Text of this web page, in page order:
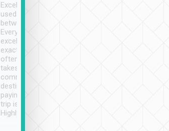
Excellent service. We have
used Tripool to travel
between cities in Taiwan.
Every driver has been
excellent and arrives
exactly on time. As there is
often limited English it
takes the difficulty out of
communicating the
destination details and
paying online prior to the
trip is very convenient.
Highly recommended